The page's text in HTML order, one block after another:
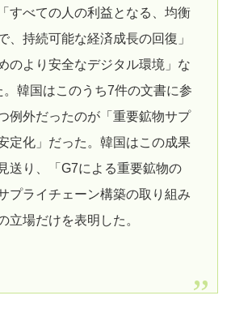
すべての人の利益となる、均衡
、持続可能な経済成長の回復」
のより安全なデジタル環境」な
。韓国はこのうち7件の文書に参
例外だったのが「重要鉱物サプ
定化」だった。韓国はこの成果
送り、「G7による重要鉱物の
プライチェーン構築の取り組み
立場だけを表明した。